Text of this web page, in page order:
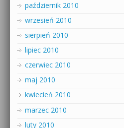
październik 2010
wrzesień 2010
sierpień 2010
lipiec 2010
czerwiec 2010
maj 2010
kwiecień 2010
marzec 2010
luty 2010